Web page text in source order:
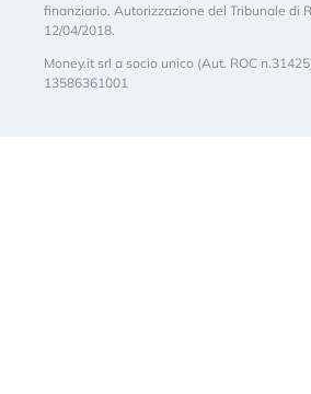
finanziario. Autorizzazione del Tribunale di
12/04/2018.
Money.it srl a socio unico (Aut. ROC
13586361001